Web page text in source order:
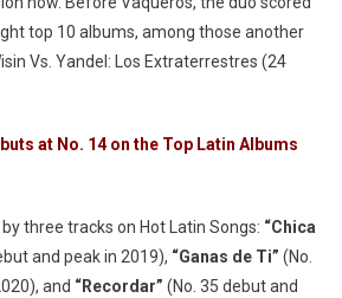
top 10 albums, among those another
Vs. Yandel: Los Extraterrestres (24
at No. 14 on the Top Latin Albums
three tracks on Hot Latin Songs: “Chica
and peak in 2019), “Ganas de Ti” (No.
and “Recordar” (No. 35 debut and